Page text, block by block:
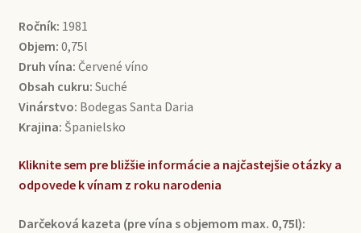
Ročník: 1981
Objem: 0,75l
Druh vína: Červené víno
Obsah cukru: Suché
Vinárstvo: Bodegas Santa Daria
Krajina: Španielsko
Kliknite sem pre bližšie informácie a najčastejšie otázky a
odpovede k vínam z roku narodenia
Darčeková kazeta (pre vína s objemom max. 0,75l):